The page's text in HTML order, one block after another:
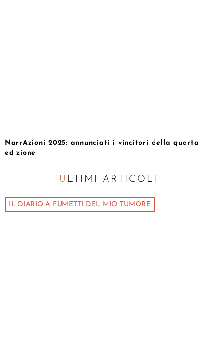
NarrAzioni 2025: annunciati i vincitori della quarta
edizione
ULTIMI ARTICOLI
IL DIARIO A FUMETTI DEL MIO TUMORE